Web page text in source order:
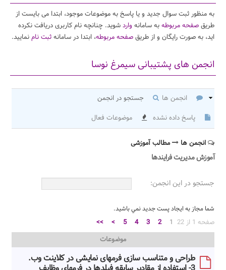
به منظور ثبت سوال جدید و یا پاسخ به موضوعات موجود، ابتدا می بایست از
طریقصفحه مربوطهبه سامانه واردشوید. چنانچه نام کاربری دریافت نکرده
اید، به صورت رایگان و از طریقصفحه مربوطه، ابتدا در سامانهثبت نامنمایید.
انجمن های پشتیبانی سیمرغ نوسا
انجمن ها
جستجو در انجمن
پاسخ داده نشده
موضوعات فعال
انجمن ها مطالب آموزشی
آموزش مدیریت فرایندها
جستجو در اين انجمن:
شما مجاز به ايجاد پست جديد نمي باشيد.
صفحه 1 از 22 1
2
3
4
5
>
>>
موضوعات
طراحی و متناسب سازی فرمهای نمایشی در کلاینت وب.